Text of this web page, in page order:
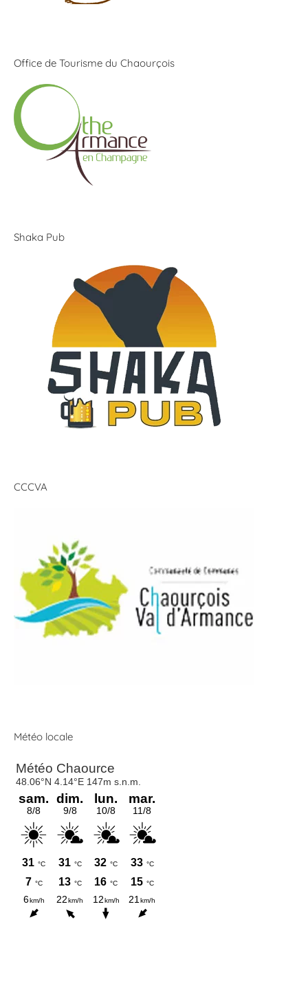
Office de Tourisme du Chaourçois
Shaka Pub
CCCVA
Météo locale